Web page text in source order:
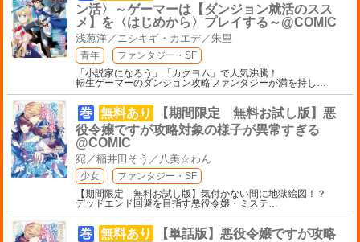
ン活〉～ゲーマーは【ダンジョン就活のスス
メ】を〈はじめから〉プレイする～@COMIC
浅葱洋／ニシキギ・カエデ／朱里
青年
ファンタジー・SF
「小説家になろう」「カクヨム」で人気沸騰！
転生ゲーマーのダンジョン攻略ファンタジーが満を持し
巻 無料あり
【期間限定 無料お試し版】悪
役令嬢ですが攻略対象の様子が異常すぎる
@COMIC
宛／稲井田そう／八美☆わん
少女
ファンタジー・SF
【期間限定 無料お試し版】気付かない間に地獄絵図！？
デッドエンド回避を目指す悪役令嬢・ミステ
巻 無料あり
【単話版】悪役令嬢ですが攻略